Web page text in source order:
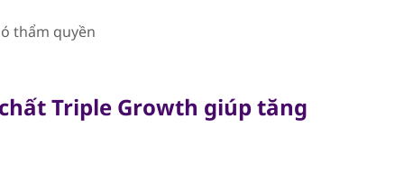
thẩm quyền
Triple Growth giúp tăng